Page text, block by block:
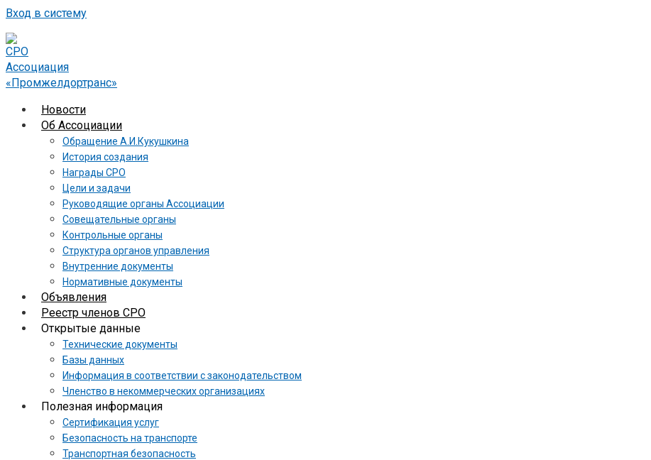
Вход в систему
Новости
Об Ассоциации
Обращение А.И.Кукушкина
История создания
Награды СРО
Цели и задачи
Руководящие органы Ассоциации
Совещательные органы
Контрольные органы
Структура органов управления
Внутренние документы
Нормативные документы
Объявления
Реестр членов СРО
Открытые данные
Технические документы
Базы данных
Информация в соответствии с законодательством
Членство в некоммерческих организациях
Полезная информация
Сертификация услуг
Безопасность на транспорте
Транспортная безопасность